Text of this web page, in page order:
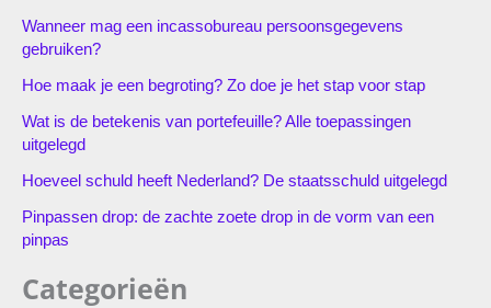
Wanneer mag een incassobureau persoonsgegevens
gebruiken?
Hoe maak je een begroting? Zo doe je het stap voor stap
Wat is de betekenis van portefeuille? Alle toepassingen
uitgelegd
Hoeveel schuld heeft Nederland? De staatsschuld uitgelegd
Pinpassen drop: de zachte zoete drop in de vorm van een
pinpas
Categorieën